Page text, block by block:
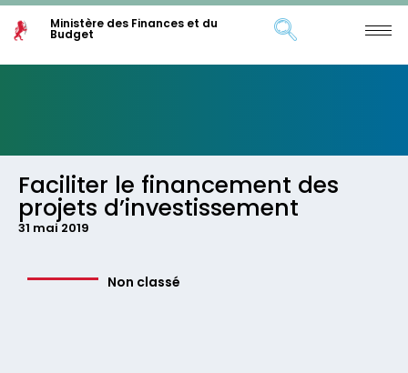
Ministère des Finances et du
Budget
Faciliter le financement des
projets d’investissement
31 mai 2019
Non classé